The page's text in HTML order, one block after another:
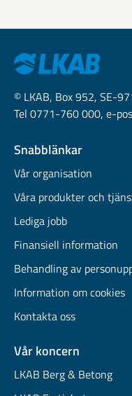
© LKAB, Box 952, SE-
Tel 0771-760 000, e-
Snabblänkar
Vår organisation
Våra produkter och
Lediga jobb
Finansiell information
Behandling av
Information om cookies
Kontakta oss
Vår koncern
LKAB Berg & Betong